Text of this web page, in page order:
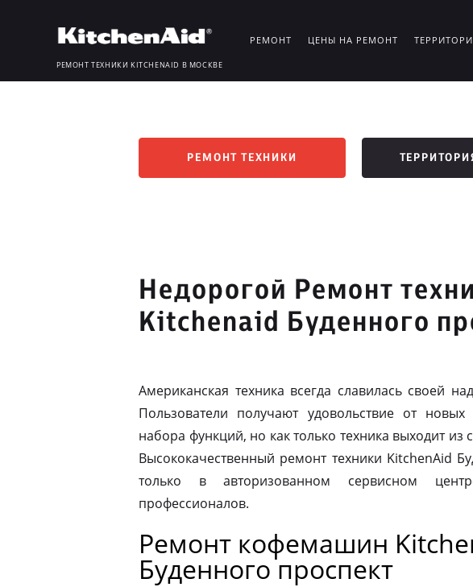
РЕМОНТ ТЕХНИКИ KITCHENAID В МОСКВЕ
РЕМОНТ ЦЕНЫ НА РЕМОНТ
РЕМОНТ ТЕХНИКИ
Недорогой Ремонт
Kitchenaid Буденного
Американская техника всегда славилась своей
Пользователи получают удовольствие от
набора функций, но как только техника выходит
Высококачественный ремонт техники KitchenAid
только в авторизованном сервисном
профессионалов.
Ремонт кофемашин
Буденного проспект